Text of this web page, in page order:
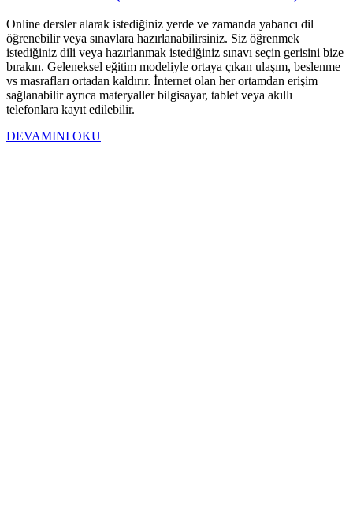
Online dersler alarak istediğiniz yerde ve zamanda yabancı dil
öğrenebilir veya sınavlara hazırlanabilirsiniz. Siz öğrenmek
istediğiniz dili veya hazırlanmak istediğiniz sınavı seçin gerisini bize
bırakın. Geleneksel eğitim modeliyle ortaya çıkan ulaşım, beslenme
vs masrafları ortadan kaldırır. İnternet olan her ortamdan erişim
sağlanabilir ayrıca materyaller bilgisayar, tablet veya akıllı
telefonlara kayıt edilebilir.
DEVAMINI OKU